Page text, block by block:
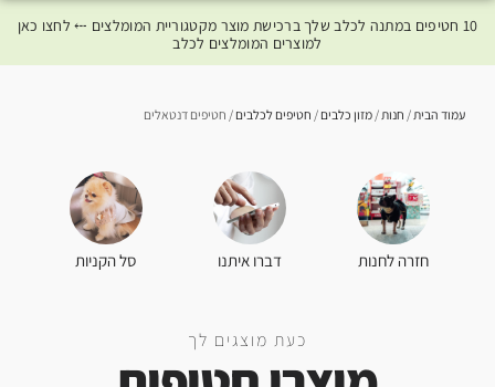
10 חטיפים במתנה לכלב שלך ברכישת מוצר מקטגוריית המומלצים ⤎ לחצו כאן
למוצרים המומלצים לכלב
עמוד הבית/ חנות/ מזון כלבים / חטיפים לכלבים / חטיפים דנטאלים
חזרה לחנות דברו איתנו סל הקניות
כעת מוצגים לך